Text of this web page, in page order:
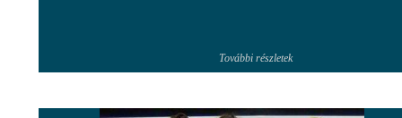
További részletek